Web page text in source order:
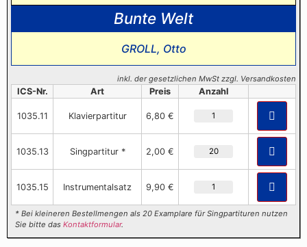
Bunte Welt
GROLL, Otto
inkl. der gesetzlichen MwSt zzgl. Versandkosten
ICS-Nr. Art Preis Anzahl
1035.11 Klavierpartitur 6,80 €
1035.13 Singpartitur * 2,00 €
1035.15 Instrumentalsatz 9,90 €
* Bei kleineren Bestellmengen als 20 Examplare für Singpartituren nutzen
Sie bitte dasKontaktformular.